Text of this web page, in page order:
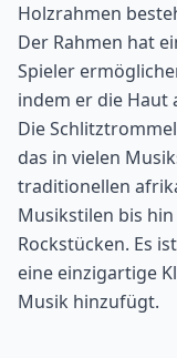
Holzrahmen
Der Rahmen hat
Spieler
indem er die Haut
Die
das in vielen
traditionellen
Musikstilen bis
Rockstücken. Es
eine einzigartige
Musik hinzufügt.